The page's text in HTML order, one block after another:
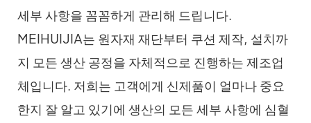
세부 사항을 꼼꼼하게 관리해 드립니다.
MEIHUIJIA는 원자재 재단부터 쿠션 제작, 설치까
지 모든 생산 공정을 자체적으로 진행하는 제조업
체입니다. 저희는 고객에게 신제품이 얼마나 중요
한지 잘 알고 있기에 생산의 모든 세부 사항에 심혈